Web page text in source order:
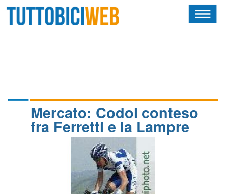
CALENDARIO
Mercato: Codol conteso
fra Ferretti e la Lampre